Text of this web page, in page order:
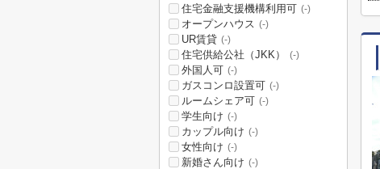
住宅金融支援機構利用可 (-)
オープンハウス (-)
UR賃貸 (-)
住宅供給公社（JKK） (-)
外国人可 (-)
ガスコンロ設置可 (-)
ルームシェア可 (-)
学生向け (-)
カップル向け (-)
女性向け (-)
新婚さん向け (-)